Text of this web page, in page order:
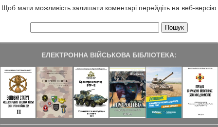
Щоб мати можливість залишати коментарі перейдіть на веб-версію
ЕЛЕКТРОННА ВІЙСЬКОВА БІБЛІОТЕКА: